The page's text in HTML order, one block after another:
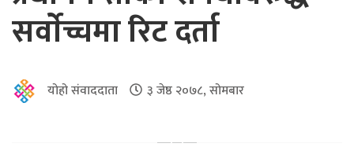
सर्वाेच्चमा रिट दर्ता
योहो संवाददाता ३ जेष्ठ २०७८, सोमबार